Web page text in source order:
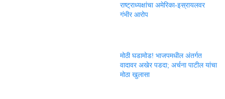
राष्ट्राध्यक्षांचा अमेरिका-इस्रायलवर
गंभीर आरोप
मोठी घडामोड! भाजपमधील अंतर्गत
वादावर अखेर पडदा; अर्चना पाटील यांचा
मोठा खुलासा